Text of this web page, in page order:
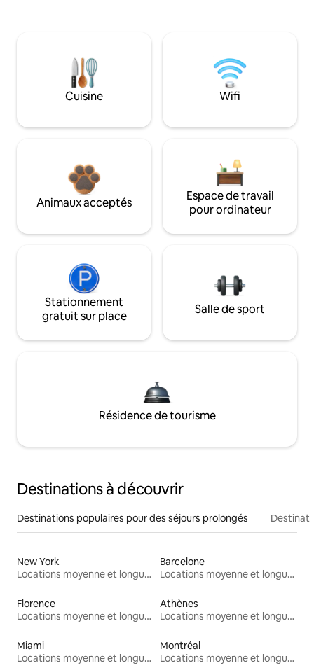
Cuisine Wifi
Animaux acceptés
Espace de travail
pour ordinateur
Stationnement
gratuit sur place
Salle de sport
Résidence de tourisme
Destinations à découvrir
Destinations populaires pour des séjours prolongés
New York
Locations moyenne et longue durée
Barcelone
Locations moyenne et longue durée
Florence
Locations moyenne et longue durée
Athènes
Locations moyenne et longue durée
Miami
Locations moyenne et longue durée
Montréal
Locations moyenne et longue durée